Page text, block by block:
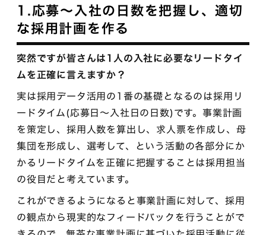
1.応募〜入社の日数を把握し、適切
な採用計画を作る
突然ですが皆さんは1人の入社に必要なリードタイ
ムを正確に言えますか？
実は採用データ活用の1番の基礎となるのは採用リ
ードタイム(応募日〜入社日の日数)です。事業計画
を策定し、採用人数を算出し、求人票を作成し、母
集団を形成し、選考して、という活動の各部分にか
かるリードタイムを正確に把握することは採用担当
の役目だと考えています。
これができるようになると事業計画に対して、採用
の観点から現実的なフィードバックを行うことがで